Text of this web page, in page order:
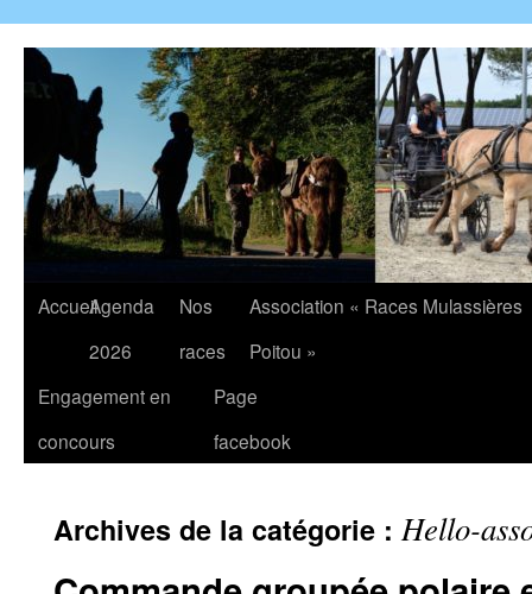
AccueilAgenda
2026
Nos
races
Association « Races Mulassières
Poitou »
Engagement en
concours
Page
facebook
Archives de la catégorie :Hello-